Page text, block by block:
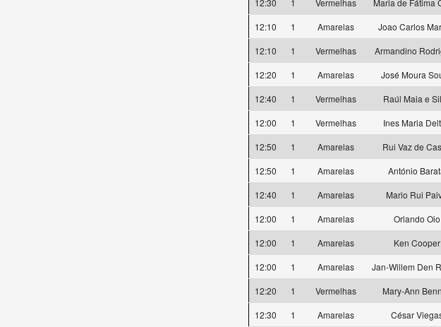
12:30
1 Vermelhas Maria de Fátima
12:10
1 Amarelas Joao Carlos
12:10
1 Vermelhas Armandino
12:20
1 Amarelas José Moura
12:40
1 Vermelhas Raúl Maia e
12:00
1 Vermelhas Ines Maria
12:50
1 Amarelas Rui Vaz de
12:50
1 Amarelas António
12:40
1 Amarelas Mario Rui
12:00
1 Amarelas Orlando Oio
12:00
1 Amarelas Ken Cooper
12:00
1 Amarelas Jan-Willem Den
12:20
1 Vermelhas Mary-Ann
12:30
1 Amarelas César